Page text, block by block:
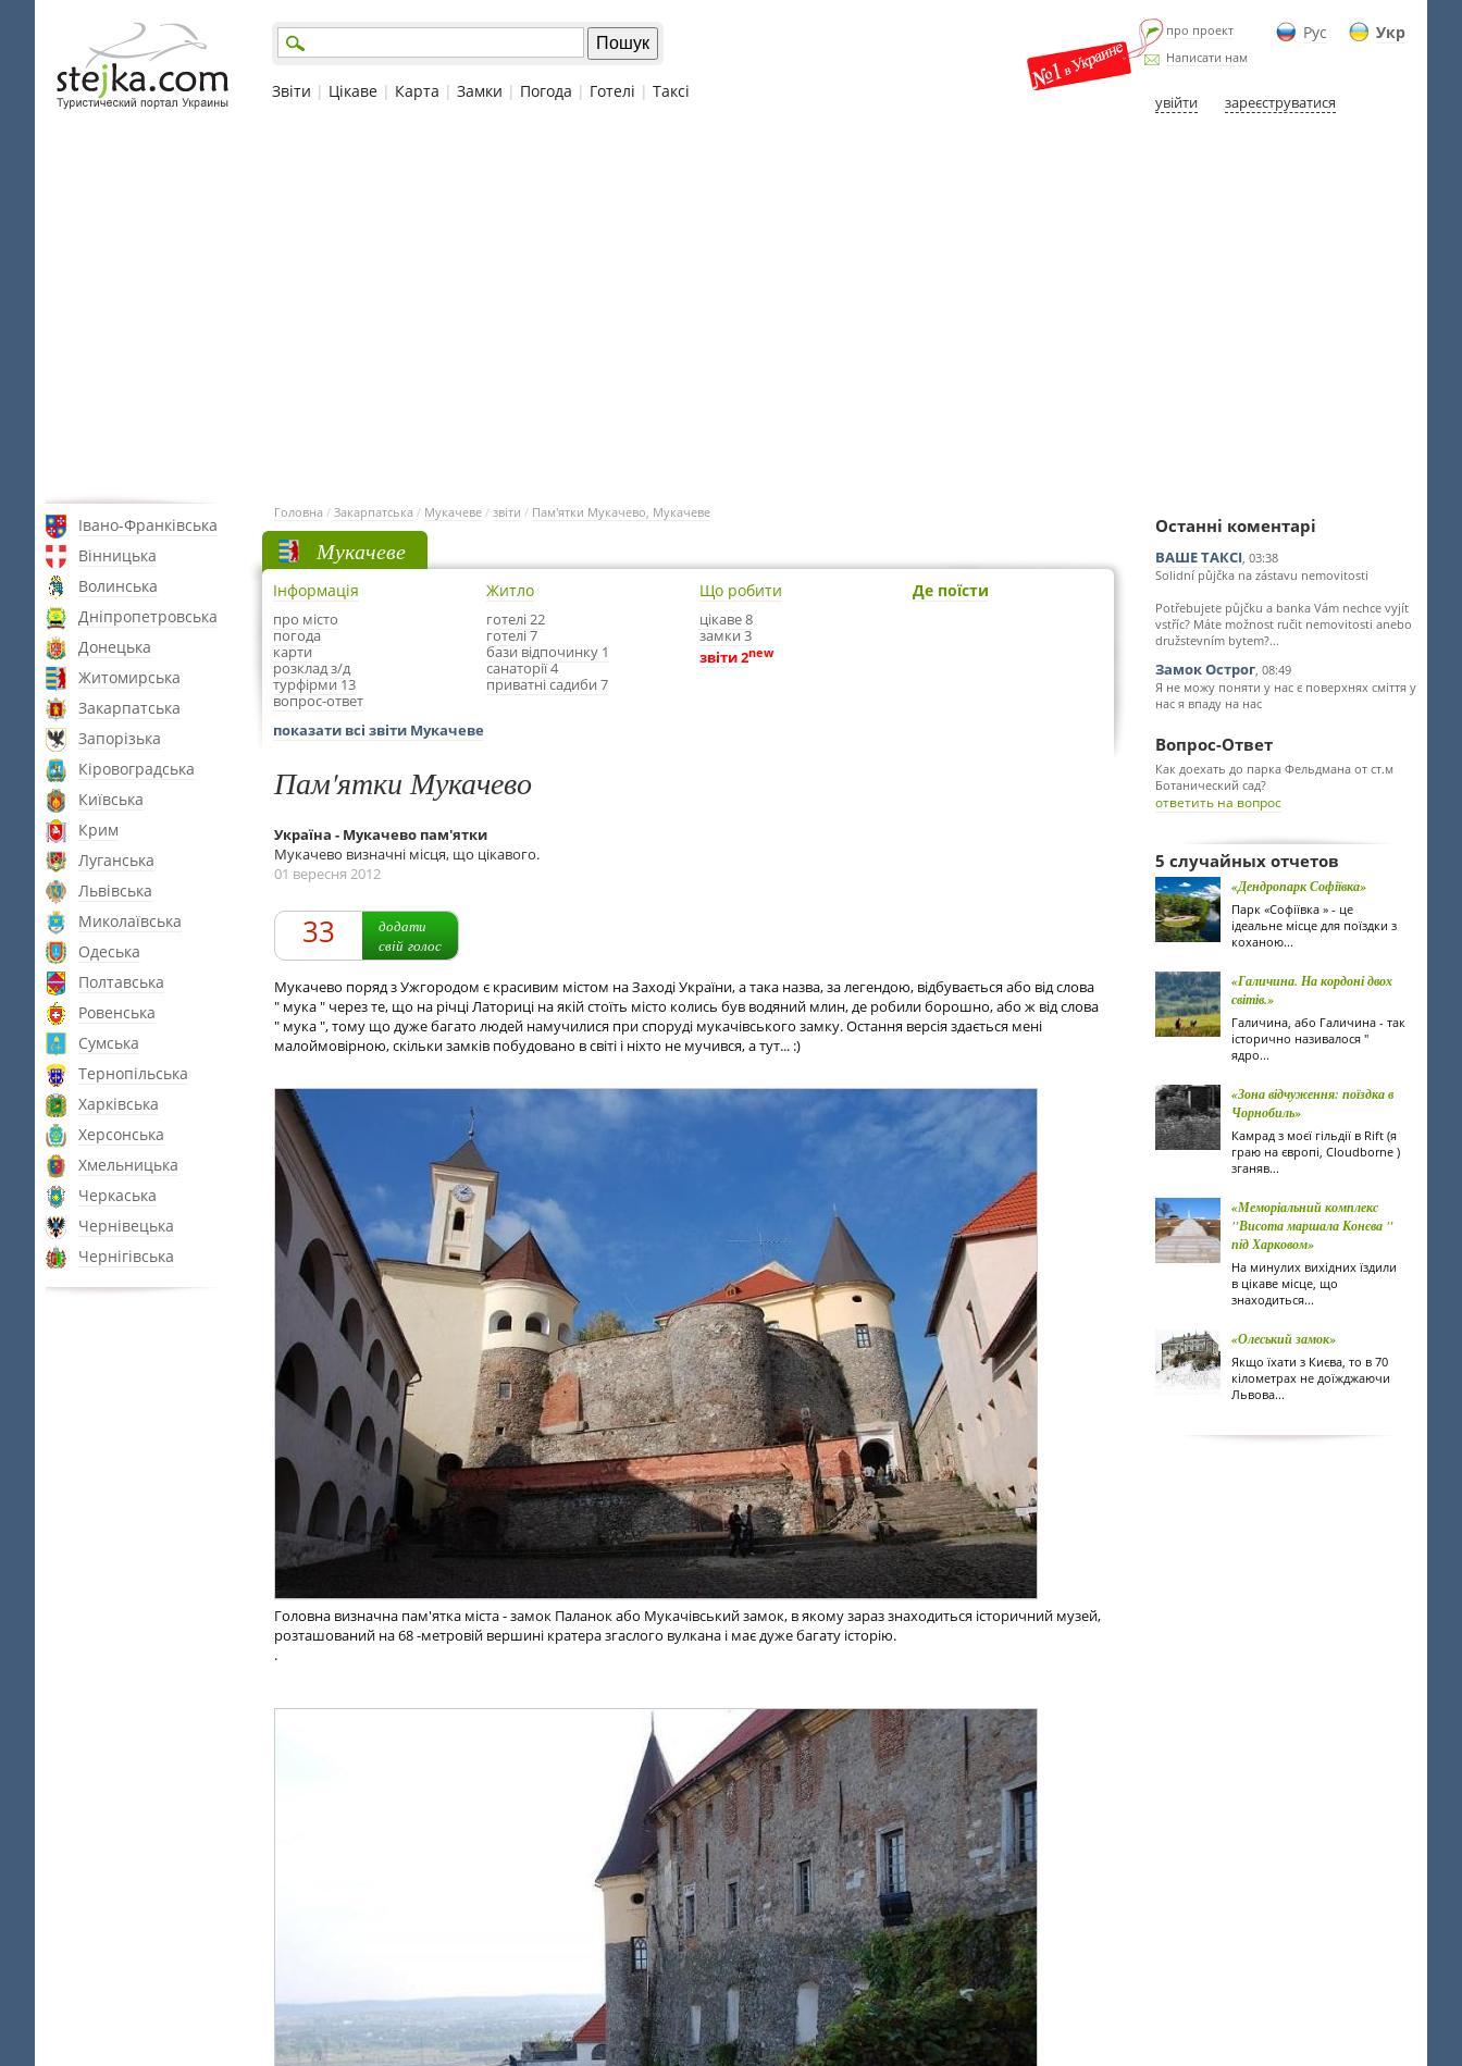
Рус Укр
про проект
Написати нам
увійти зареєструватися
Звіти | Цікаве | Карта | Замки | Погода | Готелі | Таксі
Івано-Франківська
Вінницька
Волинська
Дніпропетровська
Донецька
Житомирська
Закарпатська
Запорізька
Кіровоградська
Київська
Крим
Луганська
Львівська
Миколаївська
Одеська
Полтавська
Ровенська
Сумська
Тернопільська
Харківська
Херсонська
Хмельницька
Черкаська
Чернівецька
Чернігівська
Головна / Закарпатська / Мукачеве / звіти / Пам'ятки Мукачево, Мукачеве
Мукачеве
Інформація
про місто
погода
карти
розклад з/д
турфірми 13
вопрос-ответ
Житло
готелі 22
готелі 7
бази відпочинку 1
санаторії 4
приватні садиби 7
Що робити
цікаве 8
замки 3
звіти 2new
Де поїсти
показати всі звіти Мукачеве
Пам'ятки Мукачево
Україна - Мукачево пам'ятки
Мукачево визначні місця, що цікавого.
01 вересня 2012
33
додати
свій голос
Мукачево поряд з Ужгородом є красивим містом на Заході України, а така назва, за легендою, відбувається або від слова
" мука " через те, що на річці Латориці на якій стоїть місто колись був водяний млин, де робили борошно, або ж від слова
" мука ", тому що дуже багато людей намучилися при споруді мукачівського замку. Остання версія здається мені
малоймовірною, скільки замків побудовано в світі і ніхто не мучився, а тут... :)
Головна визначна пам'ятка міста - замок Паланок або Мукачівський замок, в якому зараз знаходиться історичний музей,
розташований на 68 -метровій вершині кратера згаслого вулкана і має дуже багату історію.
.
Останні коментарі
ВАШЕ ТАКСІ, 03:38
Solidní půjčka na zástavu nemovitosti
Potřebujete půjčku a banka Vám nechce vyjít
vstříc? Máte možnost ručit nemovitosti anebo
družstevním bytem?...
Замок Острог, 08:49
Я не можу поняти у нас є поверхнях сміття у
нас я впаду на нас
Вопрос-Ответ
Как доехать до парка Фельдмана от ст.м
Ботанический сад?
ответить на вопрос
5 случайных отчетов
«Дендропарк Софіївка»
Парк «Софіївка » - це
ідеальне місце для поїздки з
коханою...
«Галичина. На кордоні двох
світів.»
Галичина, або Галичина - так
історично називалося "
ядро...
«Зона відчуження: поїздка в
Чорнобиль»
Камрад з моєї гільдії в Rift (я
граю на європі, Cloudborne )
зганяв...
«Меморіальний комплекс
"Висота маршала Конєва "
під Харковом»
На минулих вихідних їздили
в цікаве місце, що
знаходиться...
«Олеський замок»
Якщо їхати з Києва, то в 70
кілометрах не доїжджаючи
Львова...